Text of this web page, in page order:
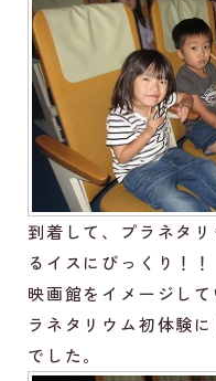
到着して、プラネタ
るイスにびっくり！！
映画館をイメージし
ラネタリウム初体験
でした。